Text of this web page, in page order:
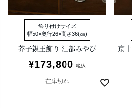
飾り付けサイズ
幅50×奥行26×高さ36(㎝)
芥子親王飾り 江都みやび
¥173,800 税込
在庫切れ
京